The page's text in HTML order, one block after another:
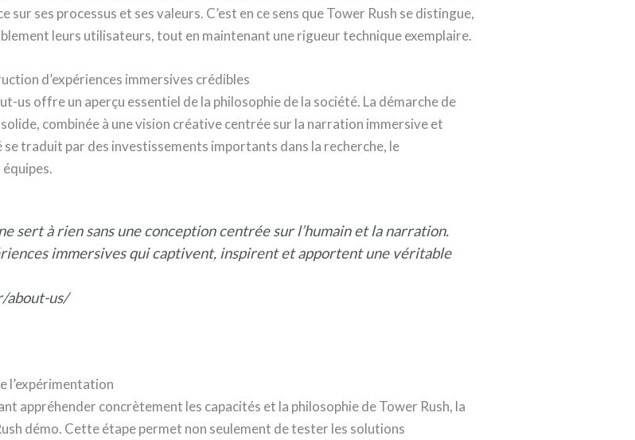
ses processus et ses valeurs. C’est en ce sens que Tower Rush se distingue,
leurs utilisateurs, tout en maintenant une rigueur technique exemplaire.
d’expériences immersives crédibles
offre un aperçu essentiel de la philosophie de la société. La démarche de
combinée à une vision créative centrée sur la narration immersive et
traduit par des investissements importants dans la recherche, le
sert à rien sans une conception centrée sur l’humain et la narration.
immersives qui captivent, inspirent et apportent une véritable
about-us/
l’expérimentation
appréhender concrètement les capacités et la philosophie de Tower Rush, la
démo. Cette étape permet non seulement de tester les solutions